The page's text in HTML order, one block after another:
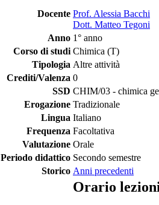
Docente Prof. Alessia Bacchi
Dott. Matteo Tegoni
Anno 1° anno
Corso di studi Chimica (T)
Tipologia Altre attività
Crediti/Valenza 0
SSD CHIM/03 - chimica
Erogazione Tradizionale
Lingua Italiano
Frequenza Facoltativa
Valutazione Orale
Periodo didattico Secondo semestre
Storico Anni precedenti
Orario